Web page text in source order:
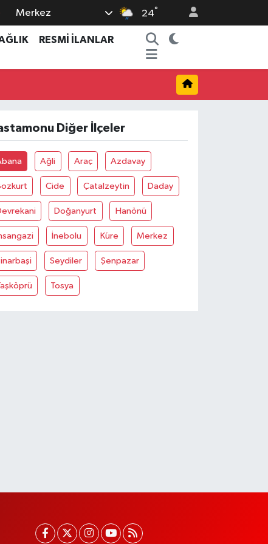
Merkez 24°
RESMİ İLANLAR
Diğer İlçeler
Ağli Araç Azdavay
Cide Çatalzeytin Daday
Doğanyurt Hanönü
İnebolu Küre Merkez
Seydiler Şenpazar
Tosya